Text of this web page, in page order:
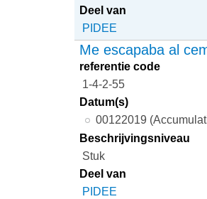
Deel van
PIDEE
Me escapaba al
referentie code
1-4-2-55
Datum(s)
00122019
Beschrijvingsniveau
Stuk
Deel van
PIDEE